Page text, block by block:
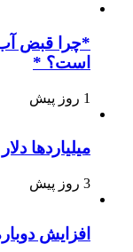
است؟ *
1 روز پیش
میلیاردها
3 روز پیش
افزایش